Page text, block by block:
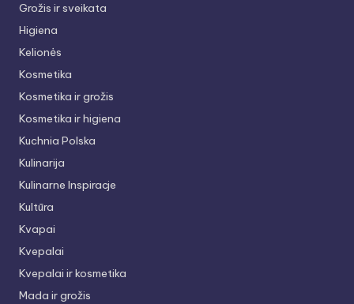
Grožis ir sveikata
Higiena
Kelionės
Kosmetika
Kosmetika ir grožis
Kosmetika ir higiena
Kuchnia Polska
Kulinarija
Kulinarne Inspiracje
Kultūra
Kvapai
Kvepalai
Kvepalai ir kosmetika
Mada ir grožis